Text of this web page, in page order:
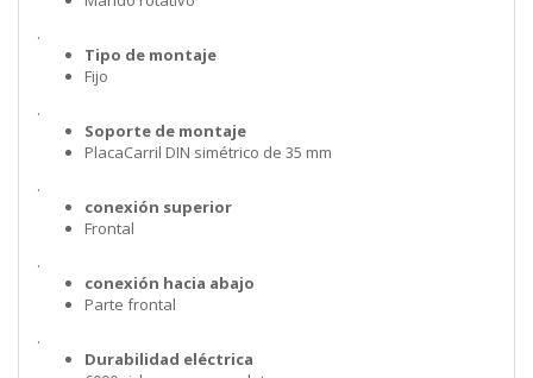
.
Tipo de montaje
Fijo
.
Soporte de montaje
PlacaCarril DIN simétrico de 35 mm
.
conexión superior
Frontal
.
conexión hacia abajo
Parte frontal
.
Durabilidad eléctrica